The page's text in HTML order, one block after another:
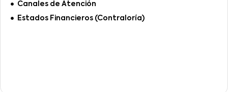
Canales de Atención
Estados Financieros (Contraloría)